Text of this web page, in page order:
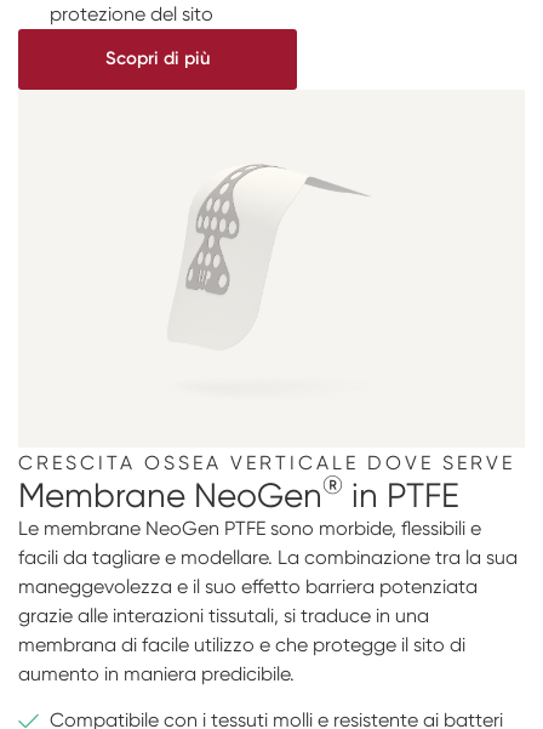
protezione del sito
Scopri di più
CRESCITA OSSEA VERTICALE DOVE SERVE
Membrane NeoGen® in PTFE
Le membrane NeoGen PTFE sono morbide, ﬂessibili e
facili da tagliare e modellare. La combinazione tra la sua
maneggevolezza e il suo effetto barriera potenziata
grazie alle interazioni tissutali, si traduce in una
membrana di facile utilizzo e che protegge il sito di
aumento in maniera predicibile.
Compatibile con i tessuti molli e resistente ai batteri